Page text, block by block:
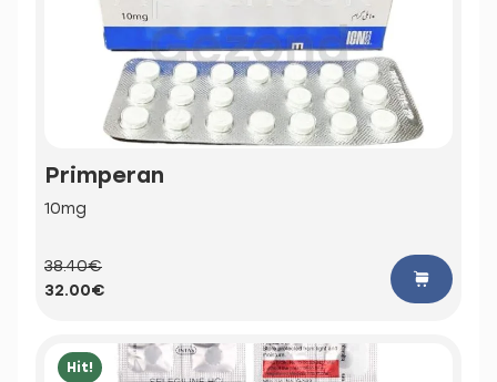
Primperan
10mg
38.40€
32.00€
Hit!